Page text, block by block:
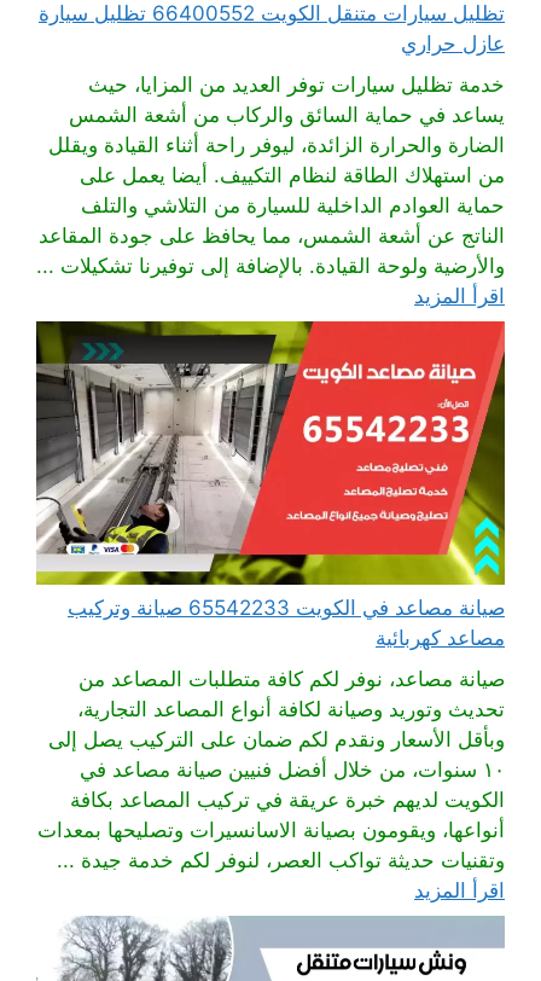
تظليل سيارات متنقل الكويت 66400552 تظليل سيارة
عازل حراري
خدمة تظليل سيارات توفر العديد من المزايا، حيث
يساعد في حماية السائق والركاب من أشعة الشمس
الضارة والحرارة الزائدة، ليوفر راحة أثناء القيادة ويقلل
من استهلاك الطاقة لنظام التكييف. أيضا يعمل على
حماية العوادم الداخلية للسيارة من التلاشي والتلف
الناتج عن أشعة الشمس، مما يحافظ على جودة المقاعد
والأرضية ولوحة القيادة. بالإضافة إلى توفيرنا تشكيلات ...
اقرأ المزيد
صيانة مصاعد في الكويت 65542233 صيانة وتركيب
مصاعد كهربائية
صيانة مصاعد، نوفر لكم كافة متطلبات المصاعد من
تحديث وتوريد وصيانة لكافة أنواع المصاعد التجارية،
وبأقل الأسعار ونقدم لكم ضمان على التركيب يصل إلى
١٠ سنوات، من خلال أفضل فنيين صيانة مصاعد في
الكويت لديهم خبرة عريقة في تركيب المصاعد بكافة
أنواعها، ويقومون بصيانة الاسانسيرات وتصليحها بمعدات
وتقنيات حديثة تواكب العصر، لنوفر لكم خدمة جيدة ...
اقرأ المزيد